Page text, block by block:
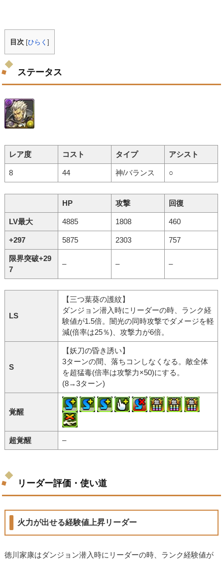
目次 [ひらく]
ステータス
レア度 コスト タイプ アシスト
8 44 神/バランス ○
HP 攻撃 回復
LV最大 4885 1808 460
+297 5875 2303 757
限界突破+29
7
– – –
LS
【三つ葉葵の護紋】
ダンジョン潜入時にリーダーの時、ランク経
験値が1.5倍。闇光の同時攻撃でダメージを軽
減(倍率は25％)、攻撃力が6倍。
S
【妖刀の昏き誘い】
3ターンの間、落ちコンしなくなる。敵全体
を超猛毒(倍率は攻撃力×50)にする。
(8→3ターン)
覚醒
超覚醒 –
リーダー評価・使い道
火力が出せる経験値上昇リーダー
徳川家康はダンジョン潜入時にリーダーの時、ランク経験値が